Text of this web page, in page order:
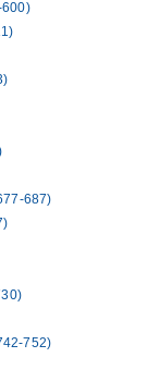
687)
752)